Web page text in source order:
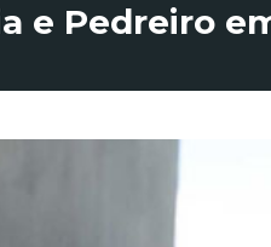
e Pedreiro